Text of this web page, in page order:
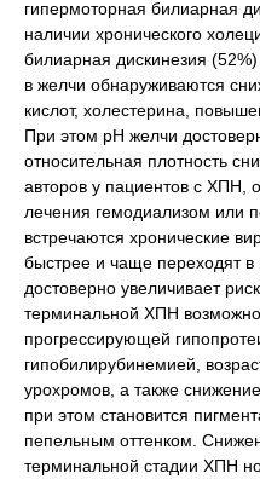
гипермоторная билиарная
наличии хронического
билиарная дискинезия
в желчи обнаруживаются
кислот, холестерина,
При этом рН желчи
относительная плотность
авторов у пациентов с ХПН,
лечения гемодиализом или
встречаются хронические
быстрее и чаще переходят в
достоверно увеличивает
терминальной ХПН
прогрессирующей
гипобилирубинемией,
урохромов, а также
при этом становится
пепельным оттенком.
терминальной стадии ХПН